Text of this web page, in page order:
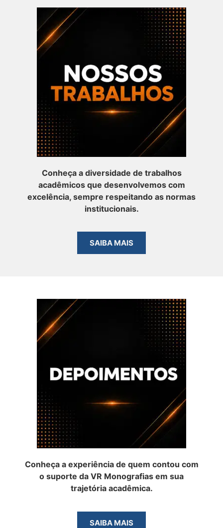
Conheça a diversidade de trabalhos
acadêmicos que desenvolvemos com
excelência, sempre respeitando as normas
institucionais.
SAIBA MAIS
Conheça a experiência de quem contou com
o suporte da VR Monografias em sua
trajetória acadêmica.
SAIBA MAIS